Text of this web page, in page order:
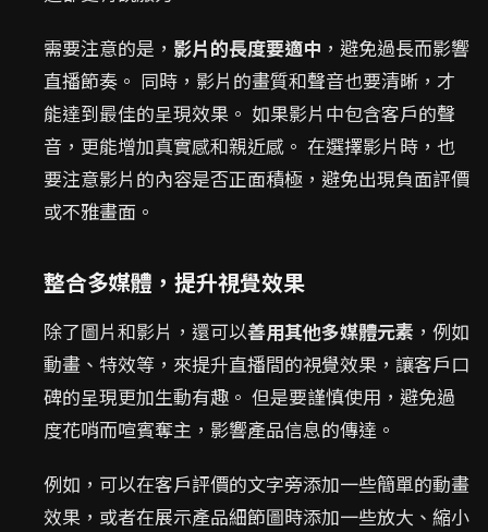
需要注意的是， 影片的長度要適中 ，避免過長而影響
直播節奏。 同時，影片的畫質和聲音也要清晰，才
能達到最佳的呈現效果。 如果影片中包含客戶的聲
音，更能增加真實感和親近感。 在選擇影片時，也
要注意影片的內容是否正面積極，避免出現負面評價
或不雅畫面。
整合多媒體，提升視覺效果
除了圖片和影片，還可以善用其他多媒體元素 ，例如
動畫、特效等，來提升直播間的視覺效果，讓客戶口
碑的呈現更加生動有趣。 但是要謹慎使用，避免過
度花哨而喧賓奪主，影響產品信息的傳達。
例如，可以在客戶評價的文字旁添加一些簡單的動畫
效果，或者在展示產品細節圖時添加一些放大、縮小